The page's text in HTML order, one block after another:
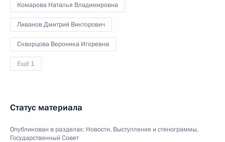
Комарова Наталья Владимировна
Ливанов Дмитрий Викторович
Скворцова Вероника Игоревна
Ещё 1
Статус материала
Опубликован в разделах: Новости, Выступления и стенограммы,
Государственный Совет